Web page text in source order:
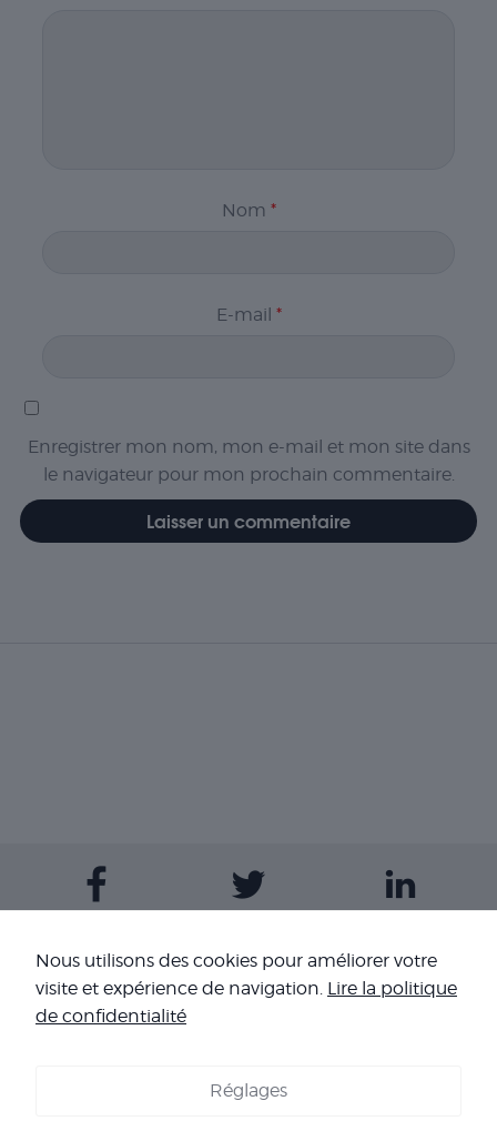
Nom *
E-mail *
Enregistrer mon nom, mon e-mail et mon site dans
le navigateur pour mon prochain commentaire.
Contactez-nous
Nous utilisons des cookies pour améliorer votre
visite et expérience de navigation. Lire la politique
de confidentialité
Réglages